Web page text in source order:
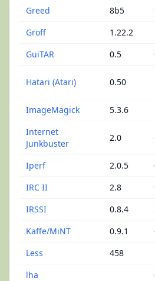
Greed 8b5
Groff
1.22.2
GuiTAR
0.5
Hatari (Atari) 0.50
ImageMagick
5.3.6
Internet
Junkbuster
2.0
Iperf 2.0.5
IRC II
2.8
IRSSI
0.8.4
Kaffe/MiNT
0.9.1
Less
458
lha